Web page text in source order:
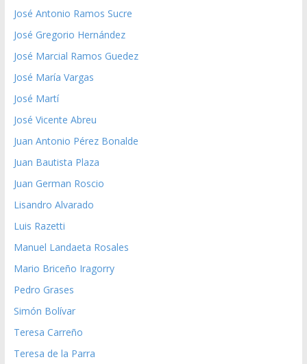
José Antonio Ramos Sucre
José Gregorio Hernández
José Marcial Ramos Guedez
José María Vargas
José Martí
José Vicente Abreu
Juan Antonio Pérez Bonalde
Juan Bautista Plaza
Juan German Roscio
Lisandro Alvarado
Luis Razetti
Manuel Landaeta Rosales
Mario Briceño Iragorry
Pedro Grases
Simón Bolívar
Teresa Carreño
Teresa de la Parra